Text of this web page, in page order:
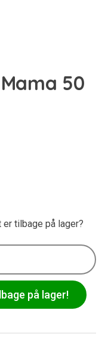
50
tilbage på lager?
på lager!